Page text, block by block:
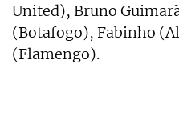
United), Bruno
(Botafogo), Fabinho
(Flamengo).